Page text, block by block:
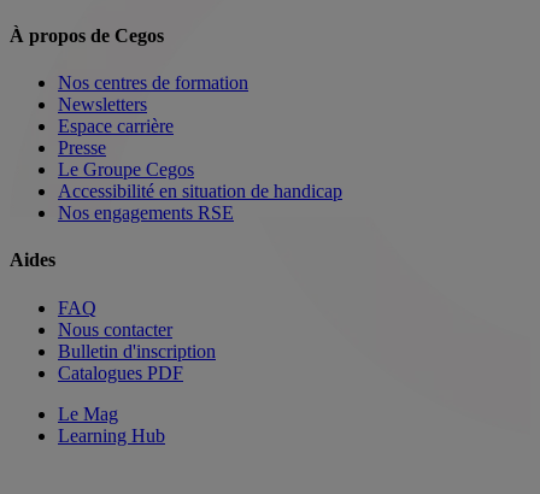
À propos de Cegos
Nos centres de formation
Newsletters
Espace carrière
Presse
Le Groupe Cegos
Accessibilité en situation de handicap
Nos engagements RSE
Aides
FAQ
Nous contacter
Bulletin d'inscription
Catalogues PDF
Le Mag
Learning Hub